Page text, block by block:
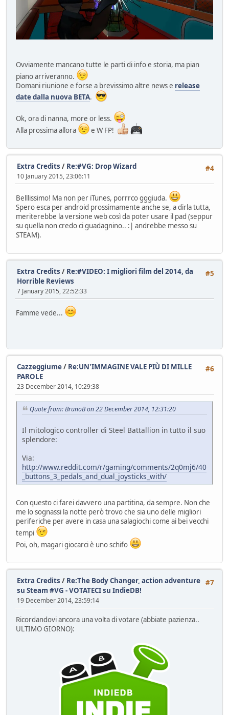
Ovviamente mancano tutte le parti di info e storia, ma pian
piano arriveranno.
Domani riunione e forse a brevissimo altre news e release
date dalla nuova BETA.
Ok, ora di nanna, more or less.
Alla prossima allora
e W FP!
#4
Extra Credits / Re:#VG: Drop Wizard
10 January 2015, 23:06:11
Belllissimo! Ma non per iTunes, porrrco gggiuda.
Spero esca per android prossimamente anche se, a dirla tutta,
meriterebbe la versione web così da poter usare il pad (seppur
su quella non credo ci guadagnino.. :| andrebbe messo su
STEAM).
#5
Extra Credits / Re:#VIDEO: I migliori film del 2014, da
Horrible Reviews
7 January 2015, 22:52:33
Famme vede...
#6
Cazzeggiume/ Re:UN'IMMAGINE VALE PIÙ DI MILLE
PAROLE
23 December 2014, 10:29:38
Quote from: BrunoB on 22 December 2014, 12:31:20
Il mitologico controller di Steel Battallion in tutto il suo
splendore:
Via:
http://www.reddit.com/r/gaming/comments/2q0mj6/40
_buttons_3_pedals_and_dual_joysticks_with/
Con questo ci farei davvero una partitina, da sempre. Non che
me lo sognassi la notte però trovo che sia uno delle migliori
periferiche per avere in casa una salagiochi come ai bei vecchi
tempi
Poi, oh, magari giocarci è uno schifo
#7
Extra Credits / Re:The Body Changer, action adventure
su Steam #VG - VOTATECI su IndieDB!
19 December 2014, 23:59:14
Ricordandovi ancora una volta di votare (abbiate pazienza..
ULTIMO GIORNO):